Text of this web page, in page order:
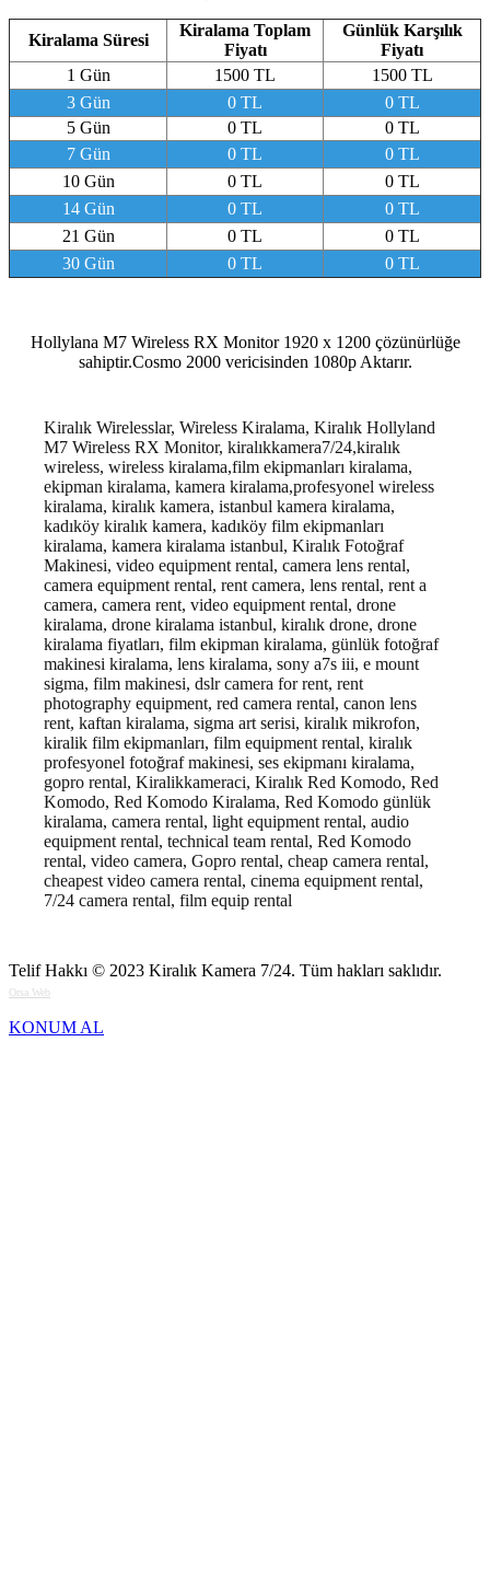
Kiralama Süresi
Kiralama Toplam
Fiyatı
Günlük Karşılık
Fiyatı
1 Gün
1500 TL
1500 TL
3 Gün
0 TL
0 TL
5 Gün
0 TL
0 TL
7 Gün
0 TL
0 TL
10 Gün
0 TL
0 TL
14 Gün
0 TL
0 TL
21 Gün
0 TL
0 TL
30 Gün
0 TL 0 TL
Hollylana M7 Wireless RX Monitor 1920 x 1200 çözünürlüğe
sahiptir.Cosmo 2000 vericisinden 1080p Aktarır.
Kiralık Wirelesslar, Wireless Kiralama, Kiralık Hollyland
M7 Wireless RX Monitor, kiralıkkamera7/24,kiralık
wireless, wireless kiralama,film ekipmanları kiralama,
ekipman kiralama, kamera kiralama,profesyonel wireless
kiralama, kiralık kamera, istanbul kamera kiralama,
kadıköy kiralık kamera, kadıköy film ekipmanları
kiralama, kamera kiralama istanbul, Kiralık Fotoğraf
Makinesi, video equipment rental, camera lens rental,
camera equipment rental, rent camera, lens rental, rent a
camera, camera rent, video equipment rental, drone
kiralama, drone kiralama istanbul, kiralık drone, drone
kiralama fiyatları, film ekipman kiralama, günlük fotoğraf
makinesi kiralama, lens kiralama, sony a7s iii, e mount
sigma, film makinesi, dslr camera for rent, rent
photography equipment, red camera rental, canon lens
rent, kaftan kiralama, sigma art serisi, kiralık mikrofon,
kiralik film ekipmanları, film equipment rental, kiralık
profesyonel fotoğraf makinesi, ses ekipmanı kiralama,
gopro rental, Kiralikkameraci, Kiralık Red Komodo, Red
Komodo, Red Komodo Kiralama, Red Komodo günlük
kiralama, camera rental, light equipment rental, audio
equipment rental, technical team rental, Red Komodo
rental, video camera, Gopro rental, cheap camera rental,
cheapest video camera rental, cinema equipment rental,
7/24 camera rental, film equip rental
Telif Hakkı © 2023 Kiralık Kamera 7/24. Tüm hakları saklıdır.
Orsa Web
KONUM AL